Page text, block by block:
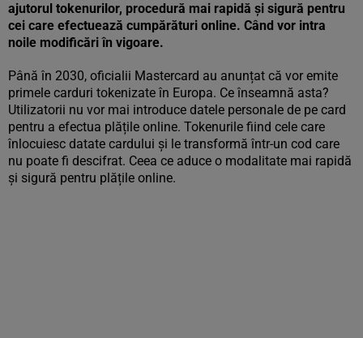
ajutorul tokenurilor, procedură mai rapidă și sigură pentru
cei care efectuează cumpărături online. Când vor intra
noile modificări în vigoare.
Până în 2030, oficialii Mastercard au anunțat că vor emite
primele carduri tokenizate în Europa. Ce înseamnă asta?
Utilizatorii nu vor mai introduce datele personale de pe card
pentru a efectua plățile online. Tokenurile fiind cele care
înlocuiesc datate cardului și le transformă într-un cod care
nu poate fi descifrat. Ceea ce aduce o modalitate mai rapidă
și sigură pentru plățile online.